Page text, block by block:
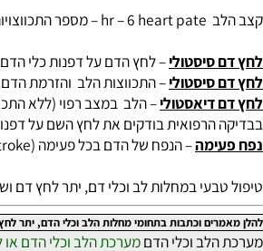
– לחץ הדם על דפנות כלי הדם.
– התכווצות הלב והזרמת הדם דרך
– הלב במצב רפוי (ללא התכווצות).
בודקים את לחץ השם על דפנות אבי
– הנפח של הדם בכל פעימה (sv – stroke), נפח הדם היוצא מחדר שמאל אל אבי העורקים בכל פעימה כמות הדם שווה לכמות הדם שזורם מחדר ימין אל עורק הריאה.
במחלות לב וכלי דם, יתר לחץ דם